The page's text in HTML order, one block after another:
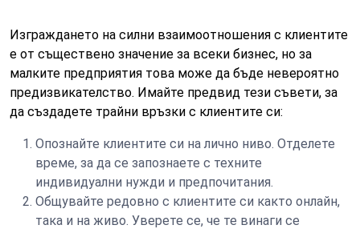
Изграждането на силни взаимоотношения с клиентите
е от съществено значение за всеки бизнес, но за
малките предприятия това може да бъде невероятно
предизвикателство. Имайте предвид тези съвети, за
да създадете трайни връзки с клиентите си:
Опознайте клиентите си на лично ниво. Отделете
време, за да се запознаете с техните
индивидуални нужди и предпочитания.
Общувайте редовно с клиентите си както онлайн,
така и на живо. Уверете се, че те винаги се